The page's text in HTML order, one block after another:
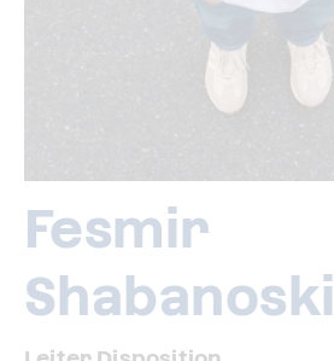
Fesmir
Shabanoski